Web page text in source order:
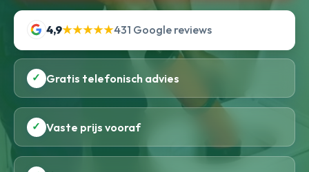
4,9★★★★★431 Google reviews
✓ Gratis telefonisch advies
✓ Vaste prijs vooraf